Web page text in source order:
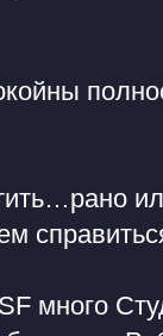
много